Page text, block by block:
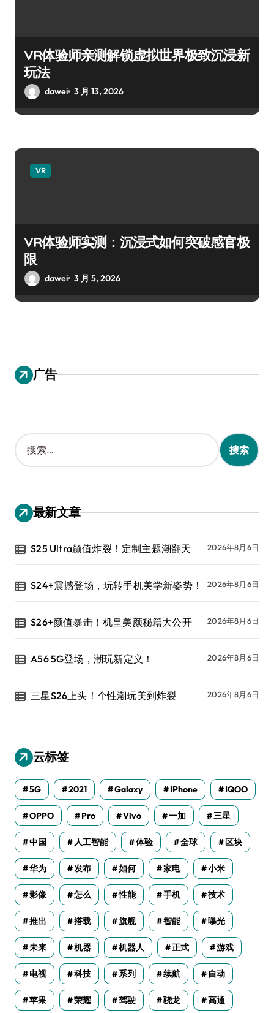
VR体验师亲测解锁虚拟世界极致沉浸新
玩法
dawei 3 月 13, 2026
VR
VR体验师实测：沉浸式如何突破感官极
限
dawei 3 月 5, 2026
广告
搜
索
：
最新文章
S25 Ultra颜值炸裂！定制主题潮翻天 2026年8月6日
S24+震撼登场，玩转手机美学新姿势！ 2026年8月6日
S26+颜值暴击！机皇美颜秘籍大公开 2026年8月6日
A56 5G登场，潮玩新定义！ 2026年8月6日
三星S26上头！个性潮玩美到炸裂 2026年8月6日
云标签
5G 2021 Galaxy IPhone IQOO
OPPO Pro Vivo 一加 三星
中国 人工智能 体验 全球 区块
华为 发布 如何 家电 小米
影像 怎么 性能 手机 技术
推出 搭载 旗舰 智能 曝光
未来 机器 机器人 正式 游戏
电视 科技 系列 续航 自动
苹果 荣耀 驾驶 骁龙 高通